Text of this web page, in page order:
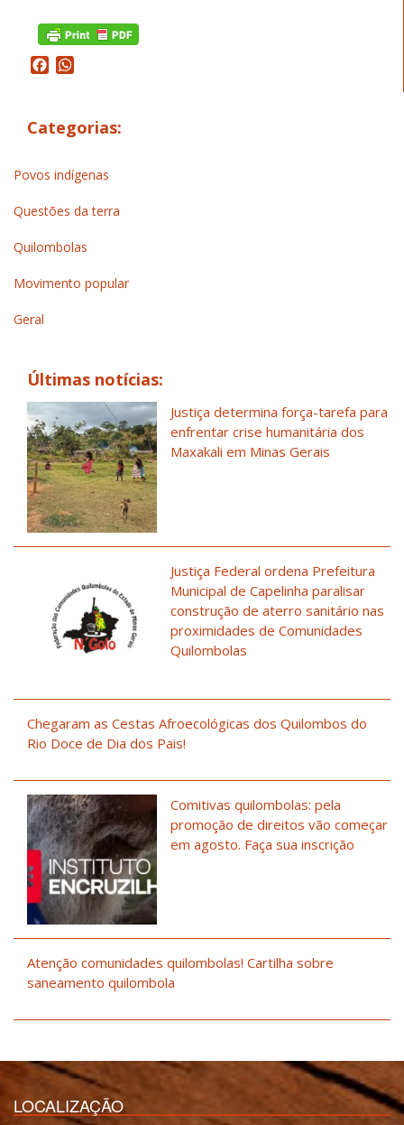
Facebook
Categorias:
Povos indígenas
Questões da terra
Quilombolas
Movimento popular
Geral
Últimas notícias:
Justiça determina força-tarefa para
enfrentar crise humanitária dos
Maxakali em Minas Gerais
Justiça Federal ordena Prefeitura
Municipal de Capelinha paralisar
construção de aterro sanitário nas
proximidades de Comunidades
Quilombolas
Chegaram as Cestas Afroecológicas dos Quilombos do
Rio Doce de Dia dos Pais!
Comitivas quilombolas: pela
promoção de direitos vão começar
em agosto. Faça sua inscrição
Atenção comunidades quilombolas! Cartilha sobre
saneamento quilombola
LOCALIZAÇÃO